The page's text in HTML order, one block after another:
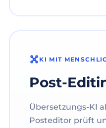
KI MIT
Post-
Übersetzungs-KI
Posteditor prüft